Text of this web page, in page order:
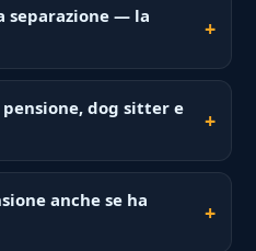
separazione — la
dog sitter e
anche se ha